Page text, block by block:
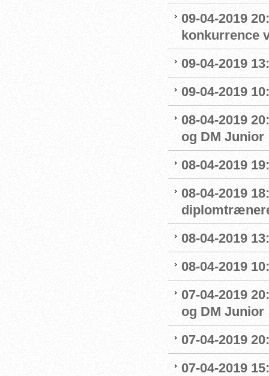
09-04-2019
konkurrence
09-04-2019
09-04-2019
08-04-2019
og DM Junior
08-04-2019
08-04-2019
08-04-2019
08-04-2019
07-04-2019
og DM Junior
07-04-2019
07-04-2019